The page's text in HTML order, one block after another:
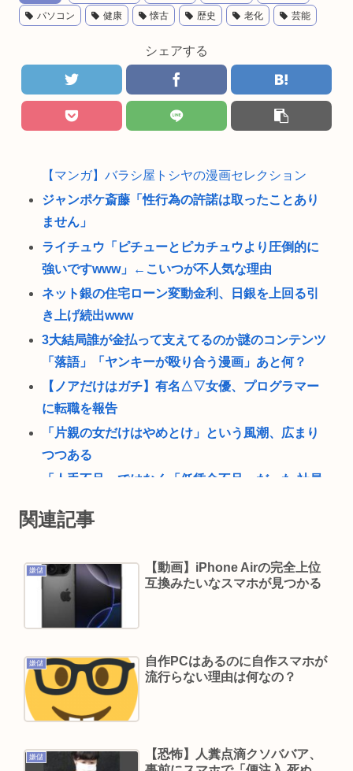
パソコン 健康 懐古 歴史 老化 芸能
シェアする
【マンガ】バラシ屋トシヤの漫画セレクション
ジャンポケ斎藤「性行為の許諾は取ったことあり
ません」
ライチュウ「ピチューとピカチュウより圧倒的に
強いですwww」←こいつが不人気な理由
ネット銀の住宅ローン変動金利、日銀を上回る引
き上げ続出www
3大結局誰が金払って支えてるのか謎のコンテンツ
「落語」「ヤンキーが殴り合う漫画」あと何？
【ノアだけはガチ】有名△▽女優、プログラマー
に転職を報告
「片親の女だけはやめとけ」という風潮、広まり
つつある
「人手不足」ではなく「低賃金不足」だった 社員
アップが大嘘の現実
は10/1 エクアドル（TBS）10/5 パナマかニュージ
ーランド（テレ朝）と対戦
このグランドセイコー買うか迷う
で洗浄したいの？室内に風を送り込んでるファン
は汚いままですよ」331.5万バズ
ドン・キホーテ露店「うなぎのかば焼き」で食中
の菌検出
関連記事
嫌儲
【動画】iPhone Airの完全上位
互換みたいなスマホが見つかる
嫌儲
自作PCはあるのに自作スマホが
流行らない理由は何なの？
嫌儲
【恐怖】人糞点滴クソババア、